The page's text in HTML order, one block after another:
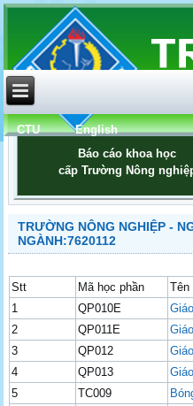
CTU
English
Báo cáo khoa học
cấp Trường Nông
TRƯỜNG NÔNG NGHIỆP -
NGÀNH:7620112
Stt Mã học phần
Tên
1
QP010E
2
QP011E
3
QP012
4
QP013
5
TC009